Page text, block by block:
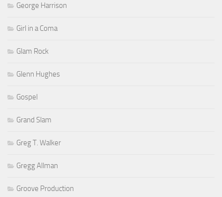
George Harrison
Girl in a Coma
Glam Rock
Glenn Hughes
Gospel
Grand Slam
Greg T. Walker
Gregg Allman
Groove Production